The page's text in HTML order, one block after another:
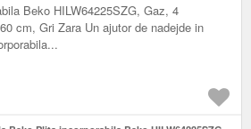
Beko HILW64225SZG, Gaz, 4
cm, Gri Zara Un ajutor de nadejde in